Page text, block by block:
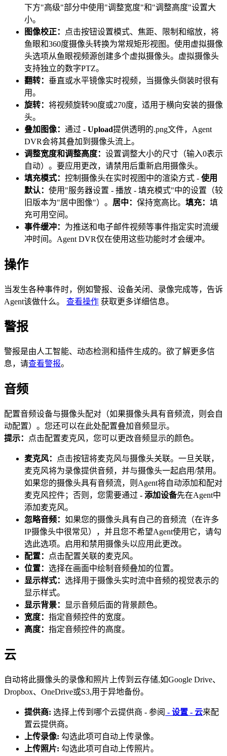
下方"高级"部分中使用"调整宽度"和"调整高度"设置大
小。
图像校正：
点击按钮设置模式、焦距、限制和缩放，将
鱼眼和360度摄像头转换为常规矩形视图。使用虚拟摄像
头选项从鱼眼视频源创建多个虚拟摄像头。虚拟摄像头
支持独立的数字PTZ。
翻转： 垂直或水平镜像实时视频，当摄像头倒装时很有
用。
旋转： 将视频旋转90度或270度，适用于横向安装的摄像
头。
叠加图像： 通过 - Upload提供透明的.png文件，Agent
DVR会将其叠加到摄像头流上。
调整宽度和调整高度： 设置调整大小的尺寸（输入0表示
自动）。要应用更改，请禁用后重新启用摄像头。
填充模式： 控制摄像头在实时视图中的渲染方式 - 使用
默认： 使用"服务器设置 - 播放 - 填充模式"中的设置（较
旧版本为"居中图像"）。 居中： 保持宽高比。 填充： 填
充可用空间。
事件缓冲： 为推送和电子邮件视频等事件指定实时流缓
冲时间。Agent DVR仅在使用这些功能时才会缓冲。
操作
当发生各种事件时，例如警报、设备关闭、录像完成等，告诉
Agent该做什么。 查看操作 获取更多详细信息。
警报
警报是由人工智能、动态检测和插件生成的。欲了解更多信
息，请查看警报。
音频
配置音频设备与摄像头配对（如果摄像头具有音频流，则会自
动配置）。您还可以在此处配置叠加音频显示。
提示：
点击配置麦克风，您可以更改音频显示的颜色。
麦克风：
点击按钮将麦克风与摄像头关联。一旦关联，
麦克风将为录像提供音频，并与摄像头一起启用/禁用。
如果您的摄像头具有音频流，则Agent将自动添加和配对
麦克风控件；否则，您需要通过 - 添加设备先在Agent中
添加麦克风。
忽略音频： 如果您的摄像头具有自己的音频流（在许多
IP摄像头中很常见），并且您不希望Agent使用它，请勾
选此选项。启用和禁用摄像头以应用此更改。
配置：
点击配置关联的麦克风。
位置： 选择在画面中绘制音频叠加的位置。
显示样式： 选择用于摄像头实时流中音频的视觉表示的
显示样式。
显示背景：
显示音频后面的背景颜色。
宽度： 指定音频控件的宽度。
高度： 指定音频控件的高度。
云
自动将此摄像头的录像和照片上传到云存储,如Google Drive、
Dropbox、OneDrive或S3,用于异地备份。
提供商: 选择上传到哪个云提供商 - 参阅 - 设置 - 云来配
置云提供商。
上传录像: 勾选此项可自动上传录像。
上传照片: 勾选此项可自动上传照片。